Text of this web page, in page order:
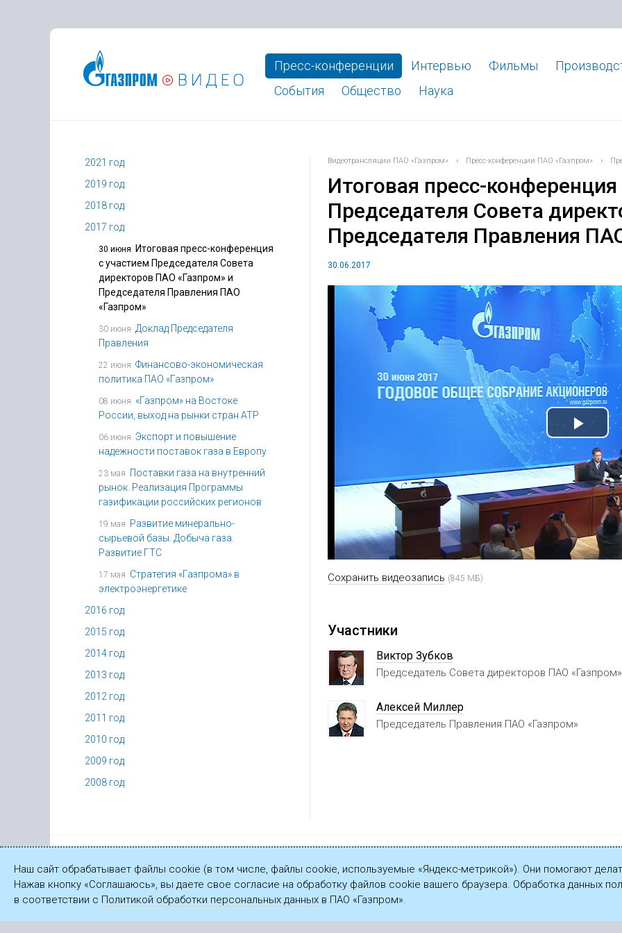
Пресс-конференции Интервью Фильмы
События
Общество Наука
2021 год
2019 год
2018 год
2017 год
30 июня
Итоговая пресс-конференция
с участием Председателя Совета
директоров ПАО «Газпром» и
Председателя Правления ПАО
«Газпром»
30 июня Доклад Председателя
Правления
22 июня Финансово-экономическая
политика ПАО «Газпром»
08 июня «Газпром» на Востоке
России, выход на рынки стран АТР
06 июня Экспорт и повышение
надежности поставок газа в Европу
23 мая
Поставки газа на внутренний
рынок. Реализация Программы
газификации российских регионов
19 мая Развитие минерально-
сырьевой базы. Добыча газа.
Развитие ГТС
17 мая Стратегия «Газпрома» в
электроэнергетике
2016 год
2015 год
2014 год
2013 год
2012 год
2011 год
2010 год
2009 год
2008 год
Видеотрансляции ПАО «Газпром» › Пресс-конференции ПАО «Газпром» ›
Итоговая пресс-
Председателя Совета
Председателя Правления
30.06.2017
Play
Сохранить видеозапись (845 МБ)
Участники
Виктор Зубков
Председатель Совета директоров ПАО «Газпром»
Алексей Миллер
Председатель Правления ПАО «Газпром»
© ПАО «Газпром», 2003—2026
Наш сайт обрабатывает файлы cookie (в том числе, файлы cookie, используемые «Яндекс-метрикой»). Они помогают
Нажав кнопку «Соглашаюсь», вы даете свое согласие на обработку файлов cookie вашего браузера. Обработка данных
в соответствии с Политикой обработки персональных данных в ПАО «Газпром».